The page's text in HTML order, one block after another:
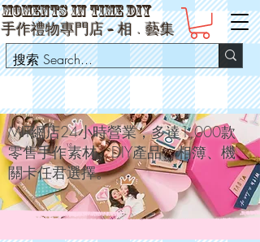
Moments in Time DIY
手作禮物專門店 -相 ﹒藝集
MIT網店24小時營業，多達1,000款
零售手作素材、DIY產品、相簿、機
關卡任君選擇。